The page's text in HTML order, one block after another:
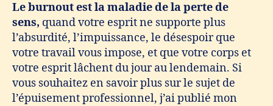
Le burnout est la maladie de la perte de
sens, quand votre esprit ne supporte plus
l’absurdité, l’impuissance, le désespoir que
votre travail vous impose, et que votre corps et
votre esprit lâchent du jour au lendemain. Si
vous souhaitez en savoir plus sur le sujet de
l’épuisement professionnel, j’ai publié mon